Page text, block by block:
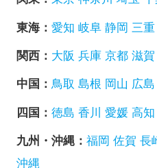
東海： 愛知 岐阜 静岡 三重
関西： 大阪 兵庫 京都 滋賀
中国： 鳥取 島根 岡山 広島
四国： 徳島 香川 愛媛 高知
九州・沖縄： 福岡 佐賀 長
沖縄